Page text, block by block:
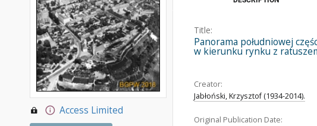
Access Limited
Title:
Panorama południowej
w kierunku rynku z
Creator:
Jabłoński, Krzysztof (1934-2014).
Original Publication Date: